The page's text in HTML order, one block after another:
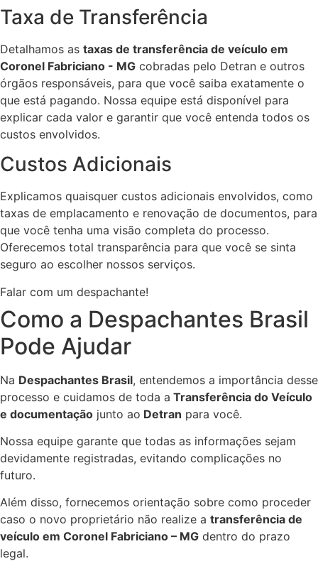
Taxa de Transferência
Detalhamos as taxas de transferência de veículo em
Coronel Fabriciano - MG cobradas pelo Detran e outros
órgãos responsáveis, para que você saiba exatamente o
que está pagando. Nossa equipe está disponível para
explicar cada valor e garantir que você entenda todos os
custos envolvidos.
Custos Adicionais
Explicamos quaisquer custos adicionais envolvidos, como
taxas de emplacamento e renovação de documentos, para
que você tenha uma visão completa do processo.
Oferecemos total transparência para que você se sinta
seguro ao escolher nossos serviços.
Falar com um despachante!
Como a Despachantes Brasil
Pode Ajudar
Na Despachantes Brasil, entendemos a importância desse
processo e cuidamos de toda a Transferência do Veículo
e documentação junto ao Detran para você.
Nossa equipe garante que todas as informações sejam
devidamente registradas, evitando complicações no
futuro.
Além disso, fornecemos orientação sobre como proceder
caso o novo proprietário não realize a transferência de
veículo em Coronel Fabriciano – MG dentro do prazo
legal.